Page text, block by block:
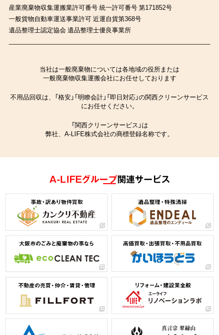
産業廃棄物収集運搬業許可番号 統一許可番号 第171852号
一般貨物自動車運送事業許可 近運自貨第368号
遺品整理士認定協会 遺品整理士優良事業所
当社は一般廃棄物については各地域の役所または
一般廃棄物収集運搬会社にお任せしております
不用品回収は、「格安」「明瞭会計」「即日対応」の関西クリーンサービス
にお任せください。
「関西クリーンサービス」は
弊社、A-LIFE株式会社の商標登録名称です。
A-LIFEグループ関連サービス